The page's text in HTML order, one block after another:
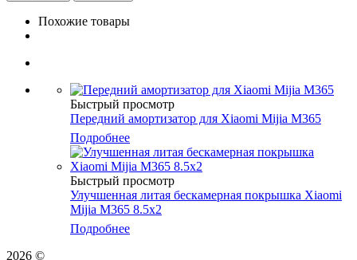
Похожие товары
Быстрый просмотр
Передний амортизатор для Xiaomi Mijia M365
Подробнее
Быстрый просмотр
Улучшенная литая бескамерная покрышка Xiaomi
Mijia M365 8.5x2
Подробнее
2026 ©